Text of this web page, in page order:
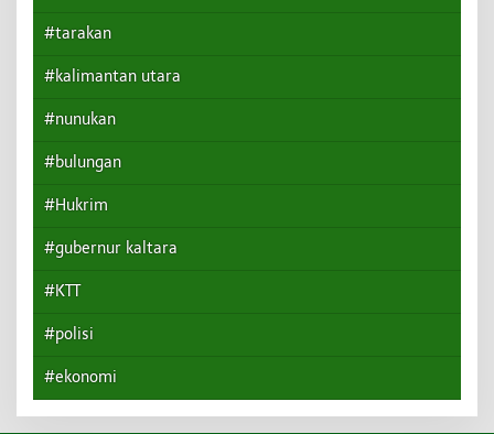
#tarakan
#kalimantan utara
#nunukan
#bulungan
#Hukrim
#gubernur kaltara
#KTT
#polisi
#ekonomi